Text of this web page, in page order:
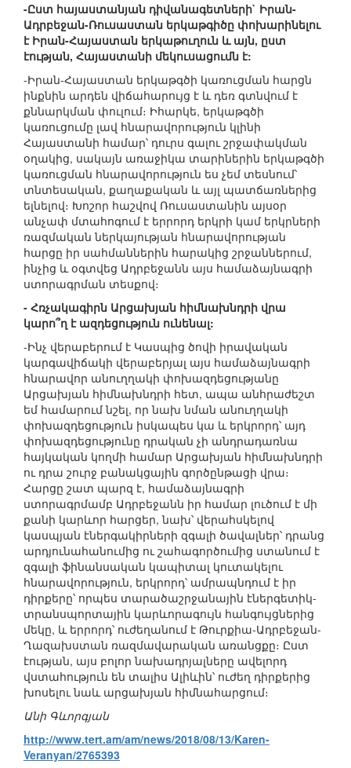
-Ըստ հայաստանյան դիվանագետների` Իրան-
Ադրբեջան-Ռուսաստան երկաթգիծը փոխարինելու
է Իրան-Հայաստան երկաթուղուն և այն, ըստ
էության, Հայաստանի մեկուսացումն է:
-Իրան-Հայաստան երկաթգծի կառուցման հարցն
ինքնին արդեն վիճահարույց է և դեռ գտնվում է
քննարկման փուլում։ Իհարկե, երկաթգծի
կառուցումը լավ հնարավորություն կլինի
Հայաստանի համար՝ դուրս գալու շրջափակման
օղակից, սակայն առաջիկա տարիներին երկաթգծի
կառուցման հնարավորություն ես չեմ տեսնում՝
տնտեսական, քաղաքական և այլ պատճառներից
ելնելով։ Խոշոր հաշվով Ռուսաստանին այսօր
անչափ մտահոգում է երրորդ երկրի կամ երկրների
ռազմական ներկայության հնարավորության
հարցը իր սահմաններին հարակից շրջաններում,
ինչից և օգտվեց Ադրբեջանն այս համաձայնագրի
ստորագրման տեսքով։
- Հռչակագիրն Արցախյան հիմնախնդրի վրա
կարո՞ղ է ազդեցություն ունենալ:
-Ինչ վերաբերում է Կասպից ծովի իրավական
կարգավիճակի վերաբերյալ այս համաձայնագրի
հնարավոր անուղղակի փոխազդեցությանը
Արցախյան հիմնախնդրի հետ, ապա անհրաժեշտ
եմ համարում նշել, որ նախ նման անուղղակի
փոխազդեցություն իսկապես կա և երկրորդ՝ այդ
փոխազդեցությունը դրական չի անդրադառնա
հայկական կողմի համար Արցախյան հիմնախնդրի
ու դրա շուրջ բանակցային գործընթացի վրա։
Հարցը շատ պարզ է, համաձայնագրի
ստորագրմամբ Ադրբեջանն իր համար լուծում է մի
քանի կարևոր հարցեր, նախ՝ վերահսկելով
կասպյան էներգակիրների զգալի ծավալներ՝ դրանց
արդյունահանումից ու շահագործումից ստանում է
զգալի ֆինանսական կապիտալ կուտակելու
հնարավորություն, երկրորդ՝ ամրապնդում է իր
դիրքերը՝ որպես տարածաշրջանային էներգետիկ-
տրանսպորտային կարևորագույն հանգույցներից
մեկը, և երրորդ՝ ուժեղանում է Թուրքիա-Ադրբեջան-
Ղազախստան ռազմավարական առանցքը։ Ըստ
էության, այս բոլոր նախադրյալները ավելորդ
վստահություն են տալիս Ալիևին՝ ուժեղ դիրքերից
խոսելու նաև արցախյան հիմնահարցում։
Անի Գևորգյան
http://www.tert.am/am/news/2018/08/13/Karen-
Veranyan/2765393